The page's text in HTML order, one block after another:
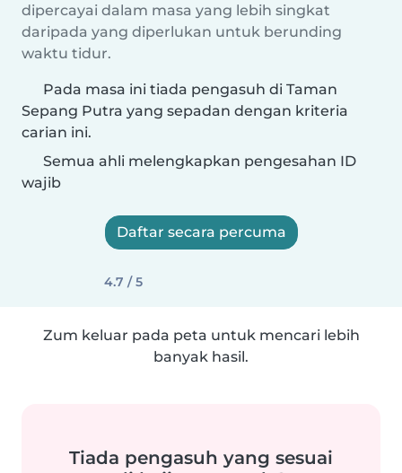
dipercayai dalam masa yang lebih singkat
daripada yang diperlukan untuk berunding
waktu tidur.
Pada masa ini tiada pengasuh di Taman
Sepang Putra yang sepadan dengan kriteria
carian ini.
Semua ahli melengkapkan pengesahan ID
wajib
Daftar secara percuma
4.7 / 5
Zum keluar pada peta untuk mencari lebih
banyak hasil.
Tiada pengasuh yang sesuai